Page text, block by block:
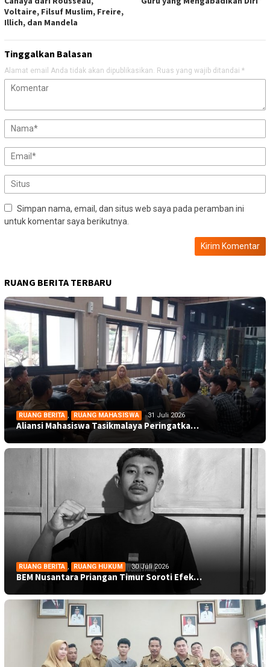
Voltaire, Filsuf Muslim, Freire,
Illich, dan Mandela
Tinggalkan Balasan
Alamat email Anda tidak akan dipublikasikan. Ruas yang wajib ditandai *
Simpan nama, email, dan situs web saya pada peramban ini
untuk komentar saya berikutnya.
RUANG BERITA TERBARU
RUANG BERITA , RUANG MAHASISWA 31 Juli 2026
Aliansi Mahasiswa Tasikmalaya Peringatka…
RUANG BERITA , RUANG HUKUM 30 Juli 2026
BEM Nusantara Priangan Timur Soroti Efek…